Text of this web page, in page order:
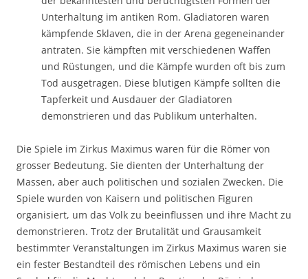
Unterhaltung im antiken Rom. Gladiatoren waren
kämpfende Sklaven, die in der Arena gegeneinander
antraten. Sie kämpften mit verschiedenen Waffen
und Rüstungen, und die Kämpfe wurden oft bis zum
Tod ausgetragen. Diese blutigen Kämpfe sollten die
Tapferkeit und Ausdauer der Gladiatoren
demonstrieren und das Publikum unterhalten.
Die Spiele im Zirkus Maximus waren für die Römer von
grosser Bedeutung. Sie dienten der Unterhaltung der
Massen, aber auch politischen und sozialen Zwecken. Die
Spiele wurden von Kaisern und politischen Figuren
organisiert, um das Volk zu beeinflussen und ihre Macht zu
demonstrieren. Trotz der Brutalität und Grausamkeit
bestimmter Veranstaltungen im Zirkus Maximus waren sie
ein fester Bestandteil des römischen Lebens und ein